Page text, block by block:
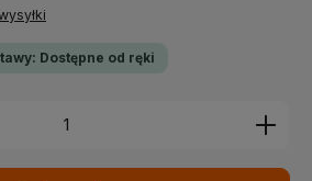
Dostępne od ręki
żądaną ilość lub użyj